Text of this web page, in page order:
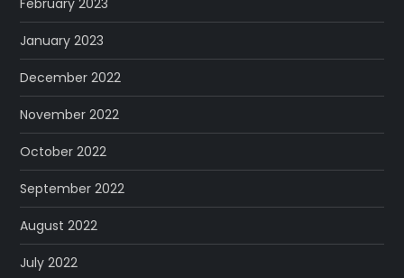
January 2023
December 2022
November 2022
October 2022
September 2022
August 2022
July 2022